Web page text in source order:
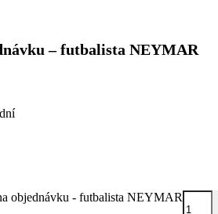
– futbalista NEYMAR
objednávku - futbalista NEYMAR